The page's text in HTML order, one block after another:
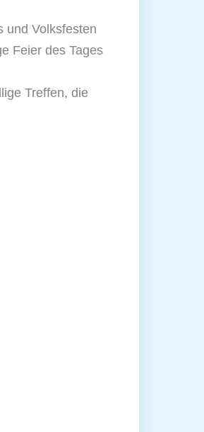
und Volksfesten
Feier des Tages
Treffen, die